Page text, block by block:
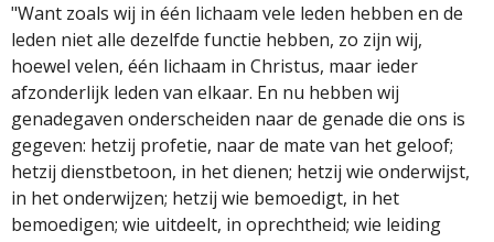
"Want zoals wij in één lichaam vele leden hebben en de
leden niet alle dezelfde functie hebben, zo zijn wij,
hoewel velen, één lichaam in Christus, maar ieder
afzonderlijk leden van elkaar. En nu hebben wij
genadegaven onderscheiden naar de genade die ons is
gegeven: hetzij profetie, naar de mate van het geloof;
hetzij dienstbetoon, in het dienen; hetzij wie onderwijst,
in het onderwijzen; hetzij wie bemoedigt, in het
bemoedigen; wie uitdeelt, in oprechtheid; wie leiding